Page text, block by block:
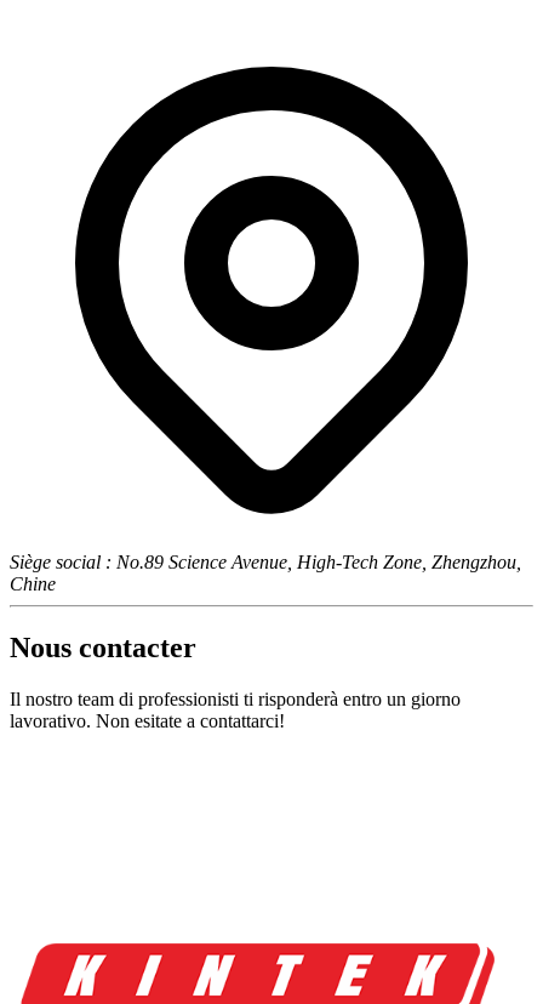
Siège social : No.89 Science Avenue, High-Tech Zone, Zhengzhou,
Chine
Nous contacter
Il nostro team di professionisti ti risponderà entro un giorno
lavorativo. Non esitate a contattarci!